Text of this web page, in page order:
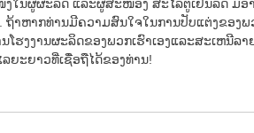
ງໃນຜູ້ຜະລິດ ແລະຜູ້ສະໜອງ ສະໄລ້ຕູ້ເຢັນລົດ ມືອ
ຖ້າ​ຫາກ​ທ່ານ​ມີ​ຄວາມ​ສົນ​ໃຈ​ໃນ​ການ​ປັບ​ແຕ່ງ​ຂອງ​
ນໂຮງງານຜະລິດຂອງພວກເຮົາເອງແລະສະເຫນີ
ຍະຍາວທີ່ເຊື່ອຖືໄດ້ຂອງທ່ານ!